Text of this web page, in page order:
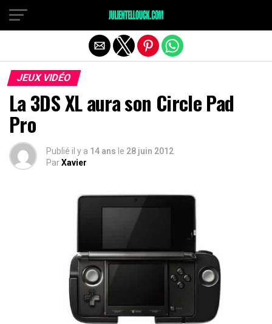
JEUX VIDÉO
La 3DS XL aura son Circle Pad
Pro
Publié il y a 14 ans le 28 juin 2012
ParXavier